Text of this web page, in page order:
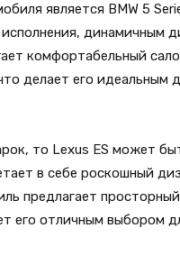
является BMW 5
динамичным
комфортабельный
делает его идеальным
то Lexus ES может
в себе роскошный
предлагает
его отличным выбором